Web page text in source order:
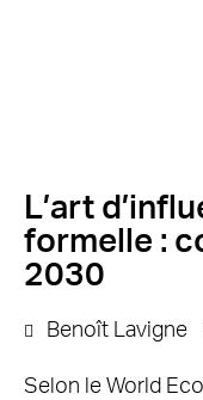
L’art
formelle :
2030
Benoît Lavigne
Selon le World